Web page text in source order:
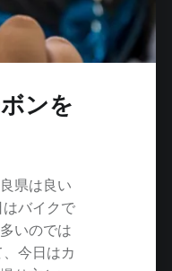
ンを
県は良い
バイクで
いのでは
今日はカ